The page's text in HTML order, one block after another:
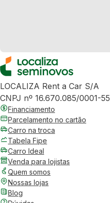
LOCALIZA Rent a Car S/A
CNPJ nº 16.670.085/0001-55
Financiamento
Parcelamento no cartão
Carro na troca
Tabela Fipe
Carro Ideal
Venda para lojistas
Quem somos
Nossas lojas
Blog